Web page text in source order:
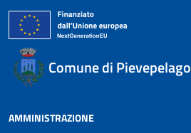
Comune di Pievepelago
AMMINISTRAZIONE